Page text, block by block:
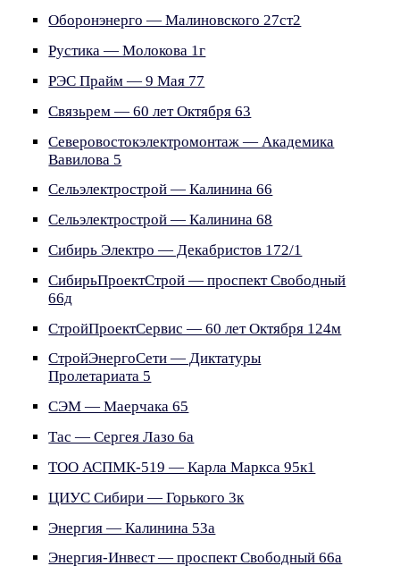
Оборонэнерго — Малиновского 27ст2
Рустика — Молокова 1г
РЭС Прайм — 9 Мая 77
Связьрем — 60 лет Октября 63
Северовостокэлектромонтаж — Академика
Вавилова 5
Сельэлектрострой — Калинина 66
Сельэлектрострой — Калинина 68
Сибирь Электро — Декабристов 172/1
СибирьПроектСтрой — проспект Свободный
66д
СтройПроектСервис — 60 лет Октября 124м
СтройЭнергоСети — Диктатуры
Пролетариата 5
СЭМ — Маерчака 65
Тас — Сергея Лазо 6а
ТОО АСПМК-519 — Карла Маркса 95к1
ЦИУС Сибири — Горького 3к
Энергия — Калинина 53а
Энергия-Инвест — проспект Свободный 66а